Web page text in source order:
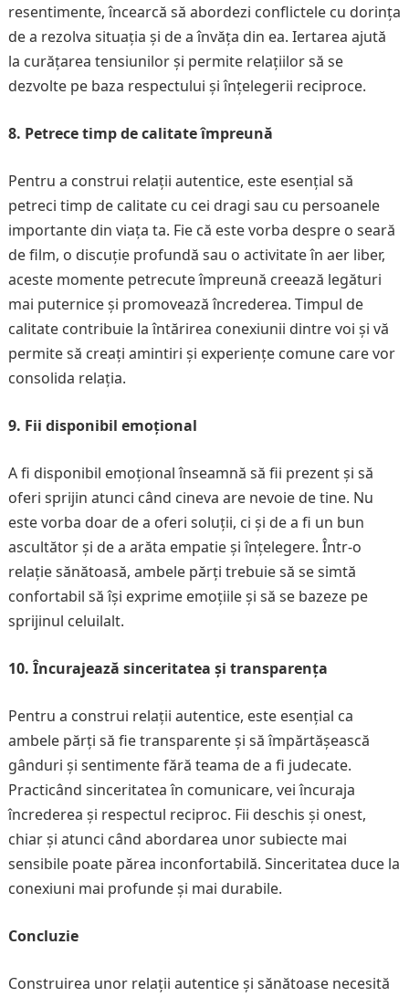
resentimente, încearcă să abordezi conflictele cu dorința
de a rezolva situația și de a învăța din ea. Iertarea ajută
la curățarea tensiunilor și permite relațiilor să se
dezvolte pe baza respectului și înțelegerii reciproce.
8. Petrece timp de calitate împreună
Pentru a construi relații autentice, este esențial să
petreci timp de calitate cu cei dragi sau cu persoanele
importante din viața ta. Fie că este vorba despre o seară
de film, o discuție profundă sau o activitate în aer liber,
aceste momente petrecute împreună creează legături
mai puternice și promovează încrederea. Timpul de
calitate contribuie la întărirea conexiunii dintre voi și vă
permite să creați amintiri și experiențe comune care vor
consolida relația.
9. Fii disponibil emoțional
A fi disponibil emoțional înseamnă să fii prezent și să
oferi sprijin atunci când cineva are nevoie de tine. Nu
este vorba doar de a oferi soluții, ci și de a fi un bun
ascultător și de a arăta empatie și înțelegere. Într-o
relație sănătoasă, ambele părți trebuie să se simtă
confortabil să își exprime emoțiile și să se bazeze pe
sprijinul celuilalt.
10. Încurajează sinceritatea și transparența
Pentru a construi relații autentice, este esențial ca
ambele părți să fie transparente și să împărtășească
gânduri și sentimente fără teama de a fi judecate.
Practicând sinceritatea în comunicare, vei încuraja
încrederea și respectul reciproc. Fii deschis și onest,
chiar și atunci când abordarea unor subiecte mai
sensibile poate părea inconfortabilă. Sinceritatea duce la
conexiuni mai profunde și mai durabile.
Concluzie
Construirea unor relații autentice și sănătoase necesită